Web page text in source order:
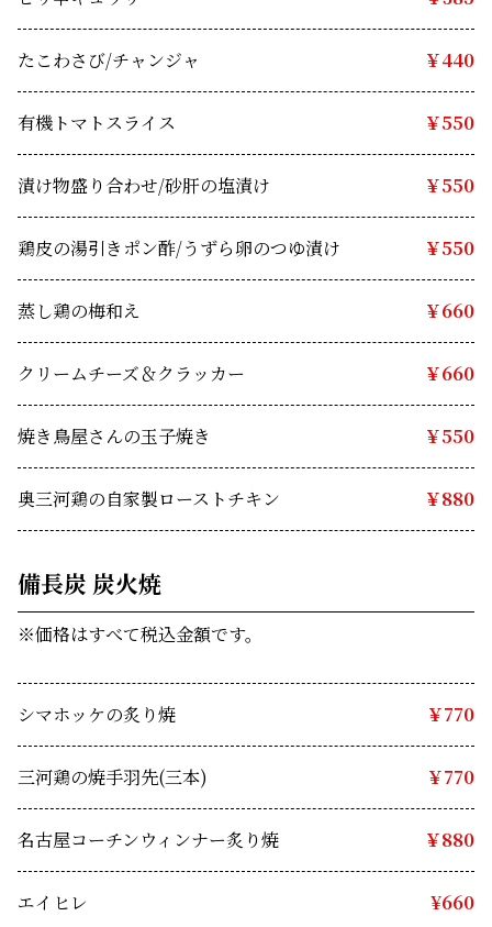
たこわさび/チャンジャ ￥440
有機トマトスライス ￥550
漬け物盛り合わせ/砂肝の塩漬け ￥550
鶏皮の湯引きポン酢/うずら卵のつゆ漬け ￥550
蒸し鶏の梅和え ￥660
クリームチーズ＆クラッカー ￥660
焼き鳥屋さんの玉子焼き ￥550
奥三河鶏の自家製ローストチキン ￥880
備長炭 炭火焼
※価格はすべて税込金額です。
シマホッケの炙り焼 ￥770
三河鶏の焼手羽先(三本) ￥770
名古屋コーチンウィンナー炙り焼 ￥880
エイヒレ ¥660